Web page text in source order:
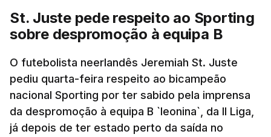
St. Juste pede respeito ao Sporting
sobre despromoção à equipa B
O futebolista neerlandês Jeremiah St. Juste
pediu quarta-feira respeito ao bicampeão
nacional Sporting por ter sabido pela imprensa
da despromoção à equipa B `leonina`, da II Liga,
já depois de ter estado perto da saída no